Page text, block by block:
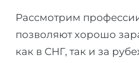
Рассмотрим
позволяют хорошо
как в СНГ, так и за